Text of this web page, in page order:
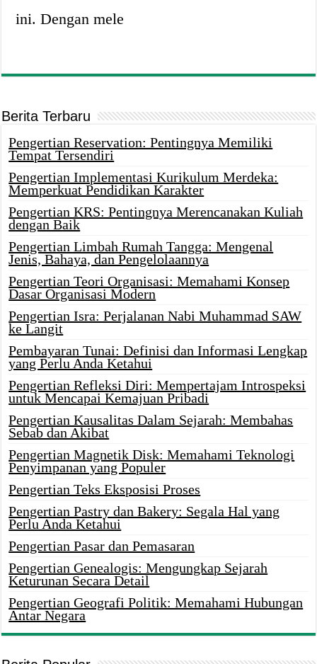
ini. Dengan mele
Berita Terbaru
Pengertian Reservation: Pentingnya Memiliki
Tempat Tersendiri
Pengertian Implementasi Kurikulum Merdeka:
Memperkuat Pendidikan Karakter
Pengertian KRS: Pentingnya Merencanakan Kuliah
dengan Baik
Pengertian Limbah Rumah Tangga: Mengenal
Jenis, Bahaya, dan Pengelolaannya
Pengertian Teori Organisasi: Memahami Konsep
Dasar Organisasi Modern
Pengertian Isra: Perjalanan Nabi Muhammad SAW
ke Langit
Pembayaran Tunai: Definisi dan Informasi Lengkap
yang Perlu Anda Ketahui
Pengertian Refleksi Diri: Mempertajam Introspeksi
untuk Mencapai Kemajuan Pribadi
Pengertian Kausalitas Dalam Sejarah: Membahas
Sebab dan Akibat
Pengertian Magnetik Disk: Memahami Teknologi
Penyimpanan yang Populer
Pengertian Teks Eksposisi Proses
Pengertian Pastry dan Bakery: Segala Hal yang
Perlu Anda Ketahui
Pengertian Pasar dan Pemasaran
Pengertian Genealogis: Mengungkap Sejarah
Keturunan Secara Detail
Pengertian Geografi Politik: Memahami Hubungan
Antar Negara